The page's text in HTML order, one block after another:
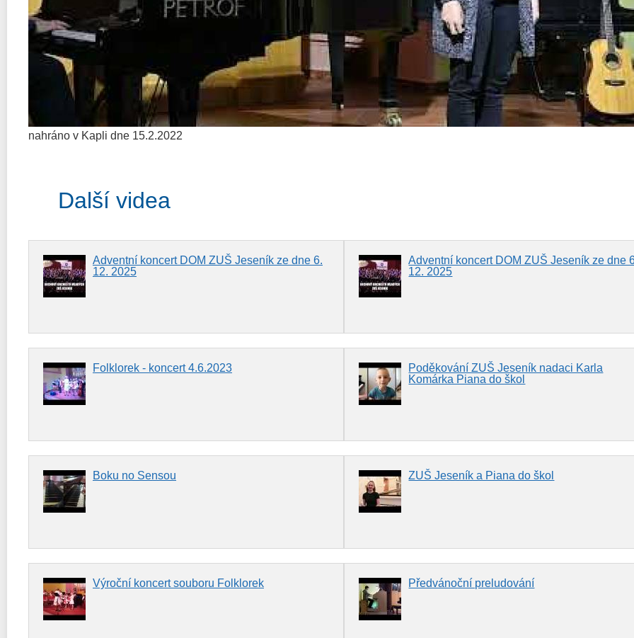
nahráno v Kapli dne 15.2.2022
Další videa
Adventní koncert DOM ZUŠ Jeseník ze dne 6.
12. 2025
Adventní koncert DOM ZUŠ Jeseník ze dne
12. 2025
Folklorek - koncert 4.6.2023
Poděkování ZUŠ Jeseník nadaci Karla
Komárka Piana do škol
Boku no Sensou ZUŠ Jeseník a Piana do škol
Výroční koncert souboru Folklorek Předvánoční preludování